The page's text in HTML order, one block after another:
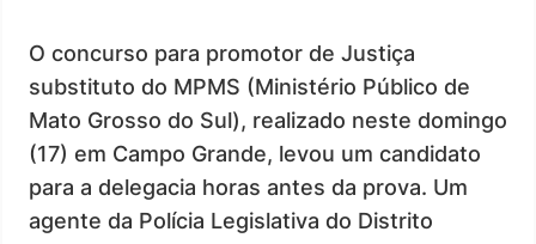
O concurso para promotor de Justiça
substituto do MPMS (Ministério Público de
Mato Grosso do Sul), realizado neste domingo
(17) em Campo Grande, levou um candidato
para a delegacia horas antes da prova. Um
agente da Polícia Legislativa do Distrito